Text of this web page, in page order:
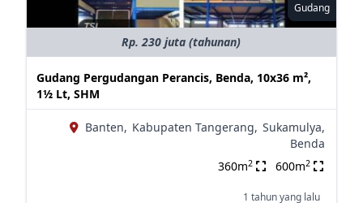
Gudang
Rp. 230 juta (tahunan)
Gudang Pergudangan Perancis, Benda, 10x36 m²,
1½ Lt, SHM
Banten, Kabupaten Tangerang, Sukamulya,
Benda
360m2 600m2
1 tahun yang lalu